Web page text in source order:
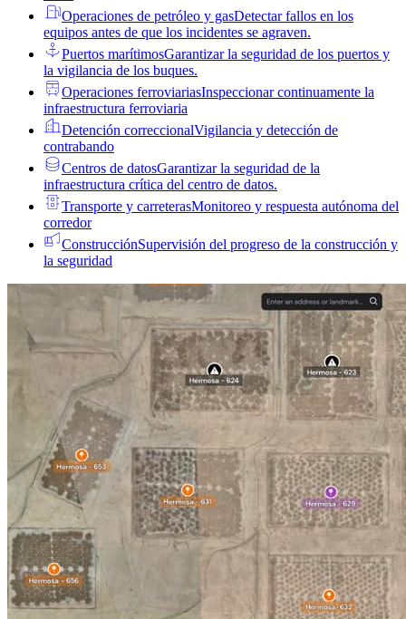
Operaciones de petróleo y gasDetectar fallos en los
equipos antes de que los incidentes se agraven.
Puertos marítimosGarantizar la seguridad de los puertos y
la vigilancia de los buques.
Operaciones ferroviariasInspeccionar continuamente la
infraestructura ferroviaria
Detención correccionalVigilancia y detección de
contrabando
Centros de datosGarantizar la seguridad de la
infraestructura crítica del centro de datos.
Transporte y carreterasMonitoreo y respuesta autónoma del
corredor
ConstrucciónSupervisión del progreso de la construcción y
la seguridad